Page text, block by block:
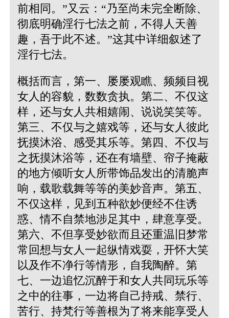
前相同。”又云：“乃至尚未完全断除、
彻底明确淫行七法之前，不得人天善
趣，吾于此不述。”这其中详细叙述了
淫行七法。
概括而言，第一、屡屡观瞧、频频目视
女人的容貌，数数贪执。第二、不仅这
样，还与女人共相嬉闹、说说笑笑等。
第三、不仅与之嬉戏等，还与女人彼此
抚摸沐浴、感受其乐等。第四、不仅与
之抚摸沐浴等，还在有墙壁、帘子掩蔽
的地方倾听女人所带饰品发出的清脆声
响，载歌载舞等等的美妙音声。第五、
不仅这样，见到五种欲妙便经不住诱
惑、情不自禁地涉足其中，肆意享受。
第六、不但享受妙欲而且还重温旧梦常
常回想与女人一起纵情戏耍，开怀大笑
以及作不净行等情形，自我陶醉。第
七、一边追忆沉醉于和女人共同玩乐等
之中的往事，一边将自己持戒、禁行、
苦行、持梵行等善根为了将来能享受人